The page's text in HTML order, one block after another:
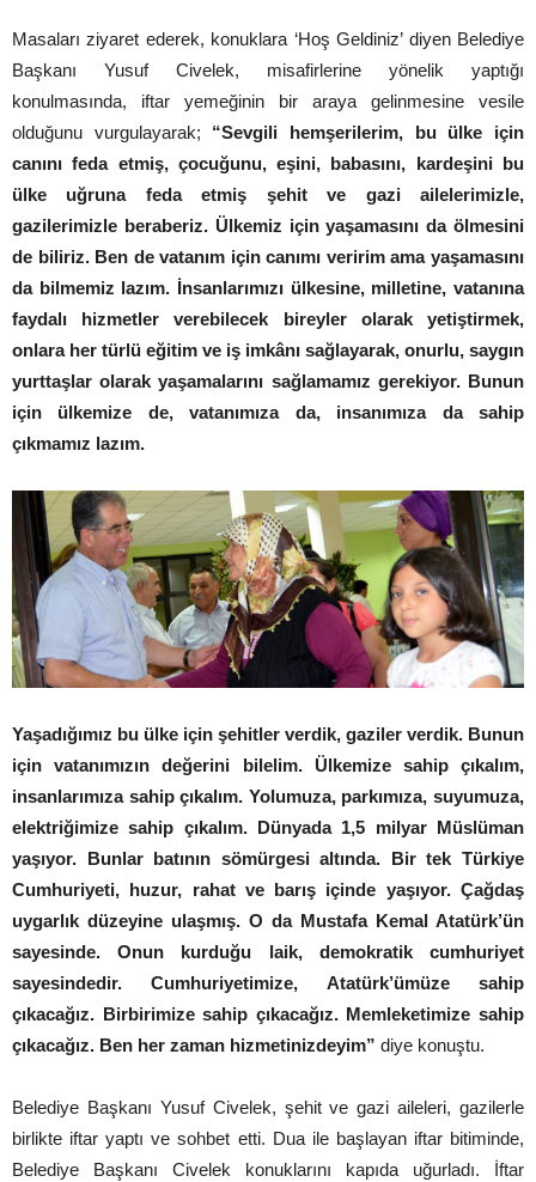
Masaları ziyaret ederek, konuklara ‘Hoş Geldiniz’ diyen Belediye
Başkanı Yusuf Civelek, misafirlerine yönelik yaptığı
konulmasında, iftar yemeğinin bir araya gelinmesine vesile
olduğunu vurgulayarak; “Sevgili hemşerilerim, bu ülke için
canını feda etmiş, çocuğunu, eşini, babasını, kardeşini bu
ülke uğruna feda etmiş şehit ve gazi ailelerimizle,
gazilerimizle beraberiz. Ülkemiz için yaşamasını da ölmesini
de biliriz. Ben de vatanım için canımı veririm ama yaşamasını
da bilmemiz lazım. İnsanlarımızı ülkesine, milletine, vatanına
faydalı hizmetler verebilecek bireyler olarak yetiştirmek,
onlara her türlü eğitim ve iş imkânı sağlayarak, onurlu, saygın
yurttaşlar olarak yaşamalarını sağlamamız gerekiyor. Bunun
için ülkemize de, vatanımıza da, insanımıza da sahip
çıkmamız lazım.
Yaşadığımız bu ülke için şehitler verdik, gaziler verdik. Bunun
için vatanımızın değerini bilelim. Ülkemize sahip çıkalım,
insanlarımıza sahip çıkalım. Yolumuza, parkımıza, suyumuza,
elektriğimize sahip çıkalım. Dünyada 1,5 milyar Müslüman
yaşıyor. Bunlar batının sömürgesi altında. Bir tek Türkiye
Cumhuriyeti, huzur, rahat ve barış içinde yaşıyor. Çağdaş
uygarlık düzeyine ulaşmış. O da Mustafa Kemal Atatürk’ün
sayesinde. Onun kurduğu laik, demokratik cumhuriyet
sayesindedir. Cumhuriyetimize, Atatürk’ümüze sahip
çıkacağız. Birbirimize sahip çıkacağız. Memleketimize sahip
çıkacağız. Ben her zaman hizmetinizdeyim” diye konuştu.
Belediye Başkanı Yusuf Civelek, şehit ve gazi aileleri, gazilerle
birlikte iftar yaptı ve sohbet etti. Dua ile başlayan iftar bitiminde,
Belediye Başkanı Civelek konuklarını kapıda uğurladı. İftar